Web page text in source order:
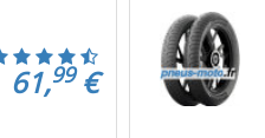
61,99€